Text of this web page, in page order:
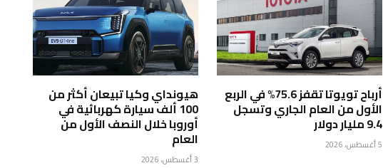
أرباح تويوتا تقفز 75.6% في الربع
الأول من العام الجاري وتسجل
9.4 مليار دولار
5 أغسطس، 2026
هيونداي وكيا تبيعان أكثر من
100 ألف سيارة كهربائية في
أوروبا خلال النصف الأول من
العام
3 أغسطس، 2026